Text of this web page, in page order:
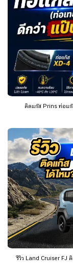
ติดแก๊ส Prins ท่อแก๊
รีวิว Land Cruiser FJ